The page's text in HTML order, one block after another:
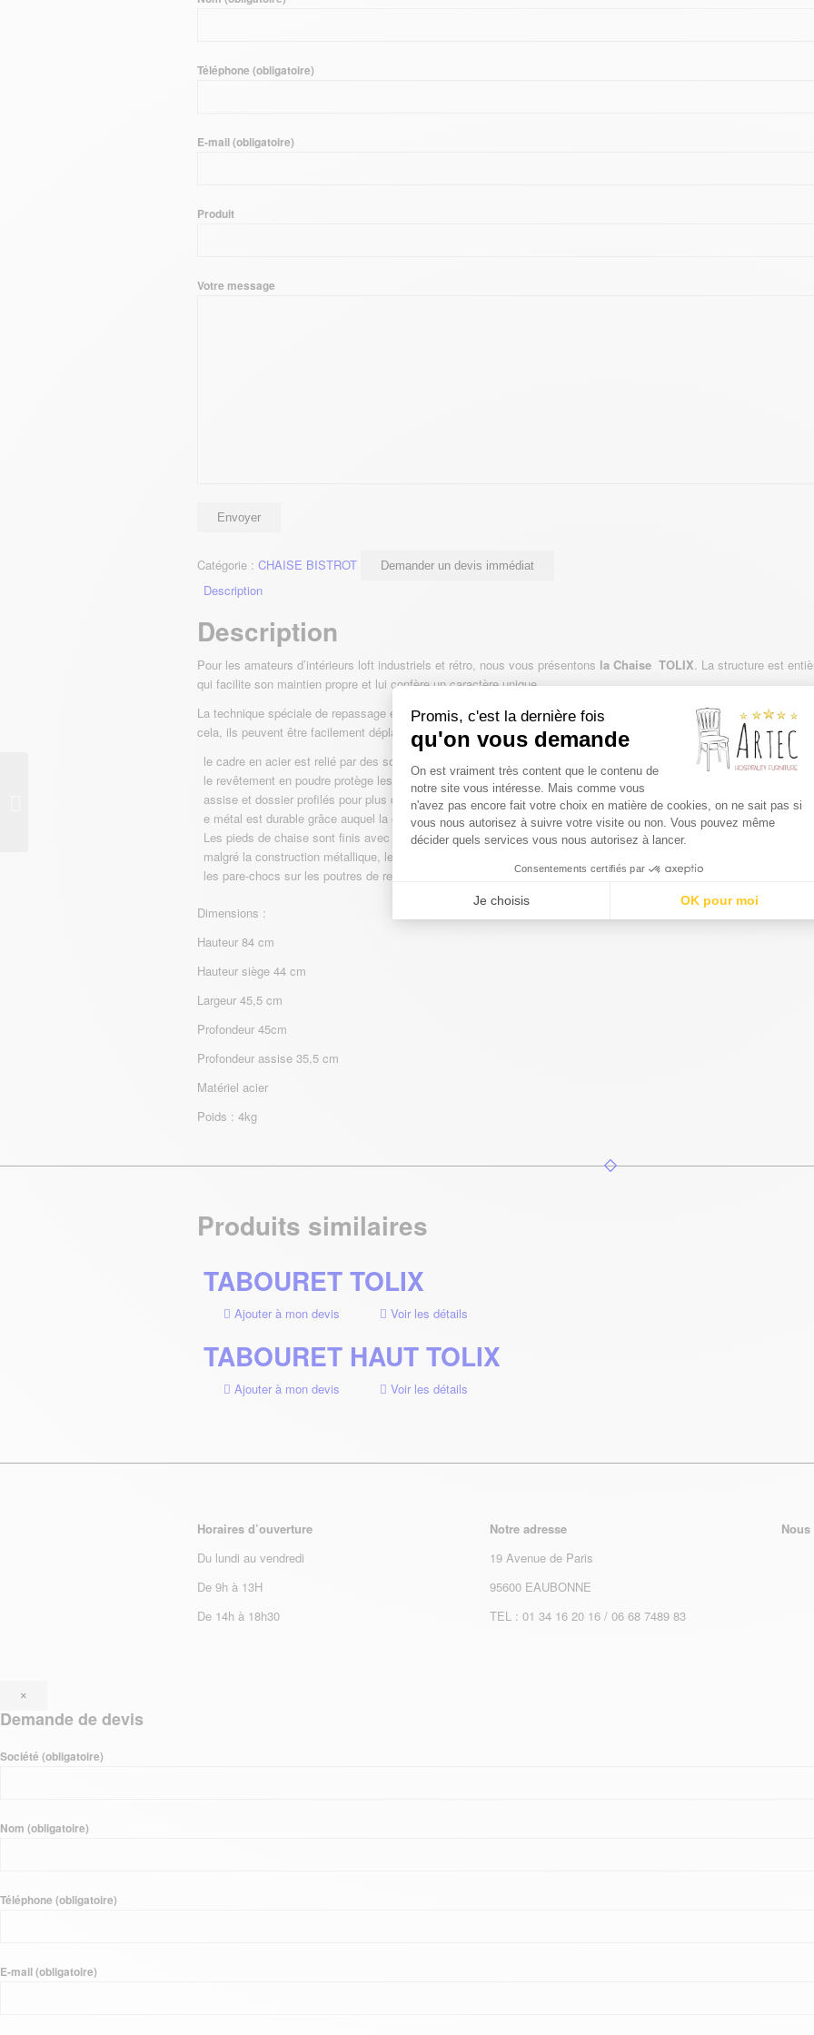
Téléphone (obligatoire)
E-mail (obligatoire)
Produit
Votre message
Catégorie : CHAISE BISTROT Demander un devis immédiat
Description
Description
Pour les amateurs d’intérieurs loft industriels et rétro, nous vous présentons la Chaise TOLIX. La structure est
qui facilite son maintien propre et lui confère un caractère unique.
La technique spéciale de repassage et de pliage de la tôle garantit l’extraordinaire résistance de la chaise tout en la
cela, ils peuvent être facilement déplacés et empilés jusqu’à 15 pièces.
le cadre en acier est relié par des soudures durables, ce qui garantit une résistance aux charges jusqu’à 120 kg
le revêtement en poudre protège les chaises contre les dommages
assise et dossier profilés pour plus de confort et de confort d’assise
e métal est durable grâce auquel la chaise est durable et stable
Les pieds de chaise sont finis avec des pieds en plastique qui protègent le sol des dommages
malgré la construction métallique, les chaises sont légères, ne pèsent que 4 kg
les pare-chocs sur les poutres de renfort protègent les chaises contre les rayures lors de l’empilage jusqu’à 15
Dimensions :
Hauteur 84 cm
Hauteur siège 44 cm
Largeur 45,5 cm
Profondeur 45cm
Profondeur assise 35,5 cm
Matériel acier
Poids : 4kg
Produits similaires
TABOURET TOLIX
Ajouter à mon devis Voir les détails
TABOURET HAUT TOLIX
Ajouter à mon devis Voir les détails
Horaires d’ouverture
Du lundi au vendredi
De 9h à 13H
De 14h à 18h30
Notre adresse
19 Avenue de Paris
95600 EAUBONNE
TEL : 01 34 16 20 16 / 06 68 7489 83
×
Demande de devis
Société (obligatoire)
Nom (obligatoire)
Téléphone (obligatoire)
E-mail (obligatoire)
Promis, c'est la dernière fois
qu'on vous demande
Plateforme de Gestion du
On est vraiment très content que le contenu de
notre site vous intéresse. Mais comme vous
n'avez pas encore fait votre choix en matière de cookies, on ne sait pas si
vous nous autorisez à suivre votre visite ou non. Vous pouvez même
décider quels services vous nous autorisez à lancer.
Consentements certifiés par
Je choisis OK pour moi
Axeptio consent